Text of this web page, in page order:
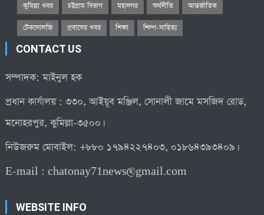
কুমিল্লা খবর চট্টগ্রাম বিভাগ মহানগর অর্থনীতি আন্তর্জাতিক
টেকনোলজি প্রবাসের খবর শিক্ষা শিল্প-সাহিত্য
CONTACT US
সম্পাদক: মাইনুল হক
প্রধান কার্যালয় : ৩৩০, আইয়ূব মঞ্জিল, সোনালী জামে মসজিদ রোড,
মনোহরপুর, কুমিল্লা-৩৫০০।
নিউজরুম মোবাইল: +৮৮০ ১৭৯৪২২৭৪০৩, ০১৮৬৪৩৯৩৪০৯।
E-mail :chatonay71news@gmail.com
WEBSITE INFO